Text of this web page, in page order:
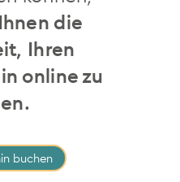
die
Ihren
online zu
buchen